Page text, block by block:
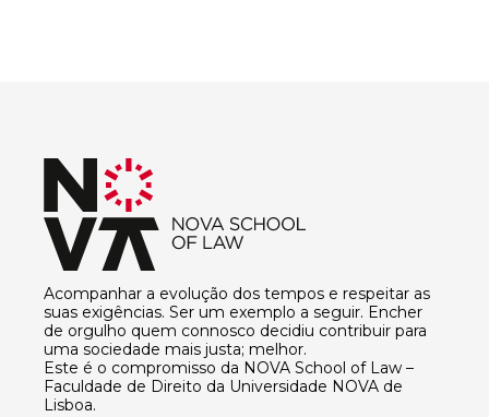
Acompanhar a evolução dos tempos e respeitar as
suas exigências. Ser um exemplo a seguir. Encher
de orgulho quem connosco decidiu contribuir para
uma sociedade mais justa; melhor.
Este é o compromisso da NOVA School of Law –
Faculdade de Direito da Universidade NOVA de
Lisboa.